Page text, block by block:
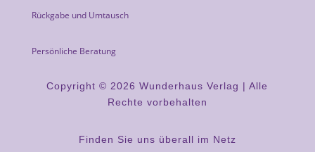
Rückgabe und Umtausch
Persönliche Beratung
Copyright © 2026 Wunderhaus Verlag | Alle
Rechte vorbehalten
Finden Sie uns überall im Netz